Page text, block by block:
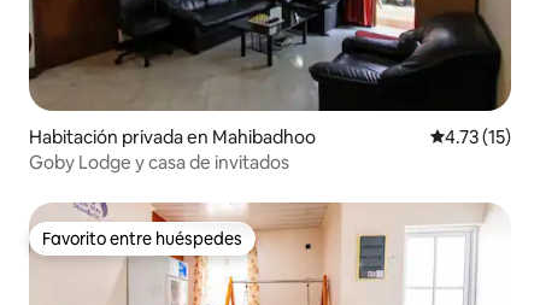
Habitación privada en Mahibadhoo Calificación
4.73 (15)
Goby Lodge y casa de invitados
Favorito entre huéspedes
Favorito entre huéspedes